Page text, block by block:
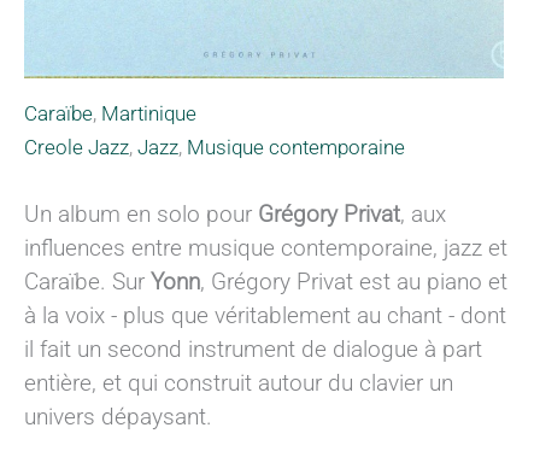
Caraïbe, Martinique
Creole Jazz, Jazz, Musique contemporaine
Un album en solo pour Grégory Privat, aux
influences entre musique contemporaine, jazz et
Caraïbe. Sur Yonn, Grégory Privat est au piano et
à la voix - plus que véritablement au chant - dont
il fait un second instrument de dialogue à part
entière, et qui construit autour du clavier un
univers dépaysant.